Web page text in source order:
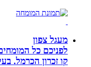
מעגל צפון
לפניכם כל
קו זכרון הכרמל.